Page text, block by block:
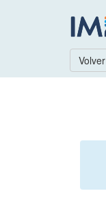
Volver